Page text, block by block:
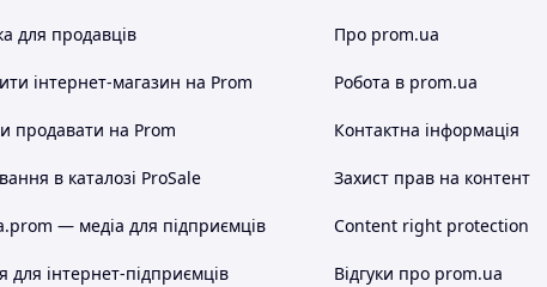
для продавців
інтернет-магазин на Prom
продавати на Prom
в каталозі ProSale
— медіа для підприємців
для інтернет-підприємців
Про prom.ua
Робота в prom.ua
Контактна інформація
Захист прав на контент
Content right protection
Відгуки про prom.ua